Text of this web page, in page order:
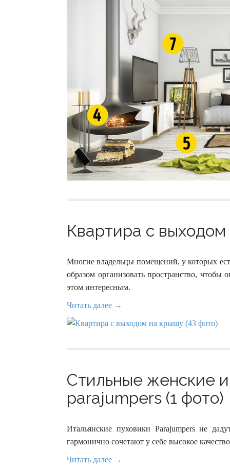
Квартира с
Многие владельцы помещений, у которых
образом организовать пространство,
этом интересным.
Читать далее →
Стильные женские
parajumpers (1 фото)
Итальянские пуховики Parajumpers не
гармонично сочетают у себе высокое
Читать далее →